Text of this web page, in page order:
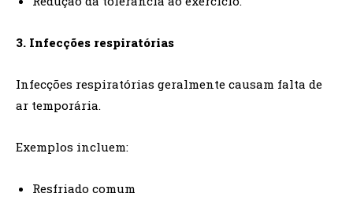
3. Infecções respiratórias
Infecções respiratórias geralmente causam falta de
ar temporária.
Exemplos incluem:
Resfriado comum